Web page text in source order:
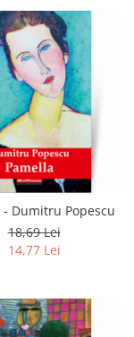
- Dumitru Popescu
18,69 Lei
14,77 Lei